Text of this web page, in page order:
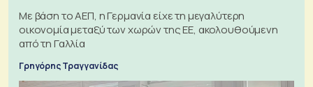
Με βάση το ΑΕΠ, η Γερμανία είχε τη μεγαλύτερη
οικονομία μεταξύ των χωρών της ΕΕ, ακολουθούμενη
από τη Γαλλία
Γρηγόρης Τραγγανίδας